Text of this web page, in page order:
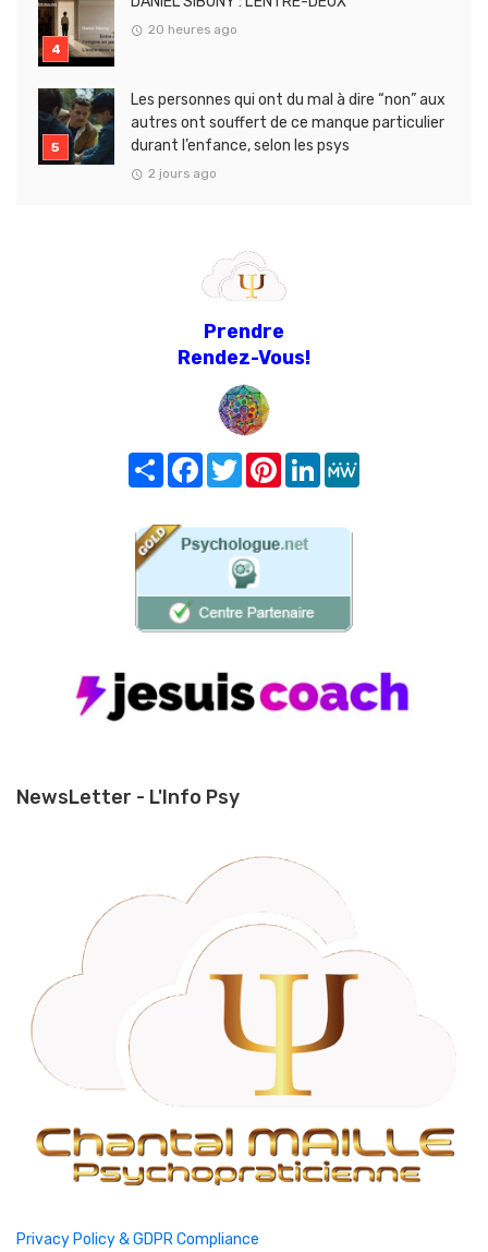
20 heures ago
Les personnes qui ont du mal à dire “non” aux
autres ont souffert de ce manque particulier
durant l’enfance, selon les psys
2 jours ago
Prendre
Rendez-Vous!
Share FacebookTwitterPinterest
LinkedIn
NewsLetter - L'Info Psy
Privacy Policy & GDPR Compliance